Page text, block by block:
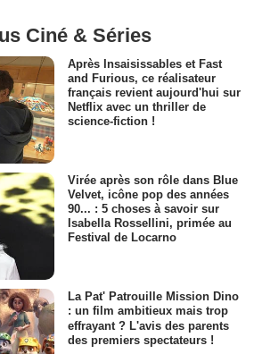
Ciné & Séries
Après Insaisissables et Fast
and Furious, ce réalisateur
français revient aujourd'hui sur
Netflix avec un thriller de
science-fiction !
Virée après son rôle dans Blue
Velvet, icône pop des années
90... : 5 choses à savoir sur
Isabella Rossellini, primée au
Festival de Locarno
La Pat' Patrouille Mission Dino
: un film ambitieux mais trop
effrayant ? L'avis des parents
des premiers spectateurs !